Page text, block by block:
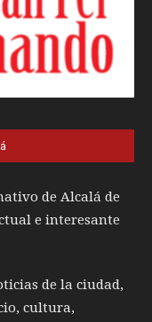
de Alcalá de
e interesante
de la ciudad,
cultura,